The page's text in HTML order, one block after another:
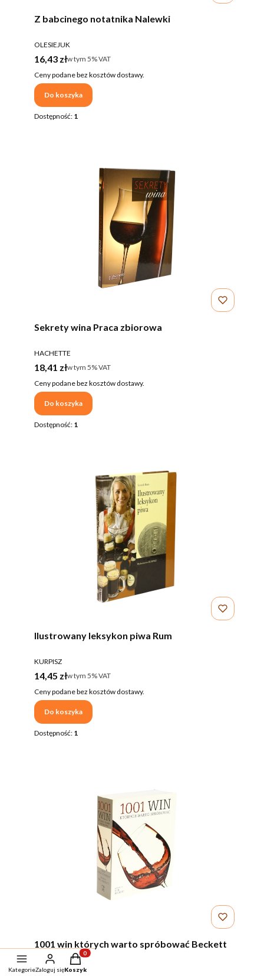
Z babcinego notatnika Nalewki
PRODUCENT
OLESIEJUK
Cena brutto
16,43 złw tym %s VAT
w tym 5%VAT
Ceny podane bez kosztów dostawy.
Do koszyka
Dostępność: 1
Sekrety wina Praca zbiorowa
PRODUCENT
HACHETTE
Cena brutto
18,41 złw tym %s VAT
w tym 5%VAT
Ceny podane bez kosztów dostawy.
Do koszyka
Dostępność: 1
Ilustrowany leksykon piwa Rum
PRODUCENT
KURPISZ
Cena brutto
14,45 złw tym %s VAT
w tym 5%VAT
Ceny podane bez kosztów dostawy.
Do koszyka
Dostępność: 1
1001 win których warto spróbować Beckett
PRODUCENT
MUZA SA
KategorieZaloguj się
Produkty w koszyku: 0. Zobacz szczegóły
Koszyk